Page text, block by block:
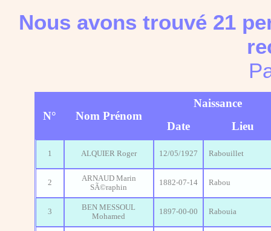
Nous avons trouvé 21
N° Nom Prénom
Naissance
Date
Lieu
1 ALQUIER Roger 12/05/1927 Rabouillet
2
ARNAUD Marin
SÃ©raphin
1882-07-14 Rabou
3
BEN MESSOUL
Mohamed
1897-00-00 Rabouia